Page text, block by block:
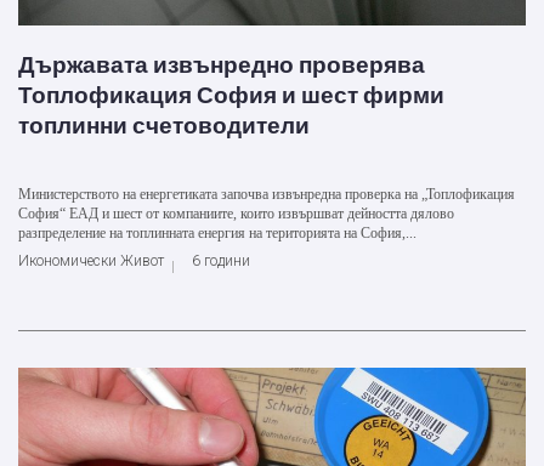
Държавата извънредно проверява
Топлофикация София и шест фирми
топлинни счетоводители
Министерството на енергетиката започва извънредна проверка на „Топлофикация
София“ ЕАД и шест от компаниите, които извършват дейността дялово
разпределение на топлинната енергия на територията на София,...
Икономически Живот
6 години